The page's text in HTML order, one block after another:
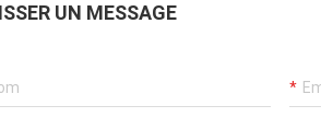
UN MESSAGE